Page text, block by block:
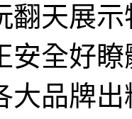
翻天展
安全好
大品牌